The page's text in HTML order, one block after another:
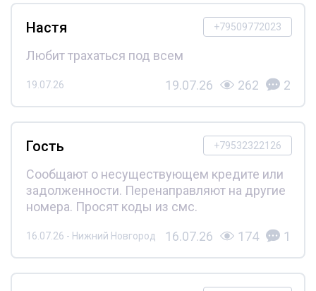
+79509772023
Настя
Любит трахаться под всем
19.07.26 19.07.26 262 2
+79532322126
Гость
Сообщают о несуществующем кредите или
задолженности. Перенаправляют на другие
номера. Просят коды из смс.
16.07.26 - Нижний Новгород 16.07.26 174 1